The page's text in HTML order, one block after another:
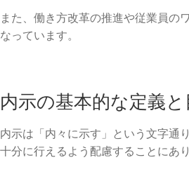
また、働き方改革の推進や従業員の
なっています。
内示の基本的な定義と
内示は「内々に示す」という文字通
十分に行えるよう配慮することにあり